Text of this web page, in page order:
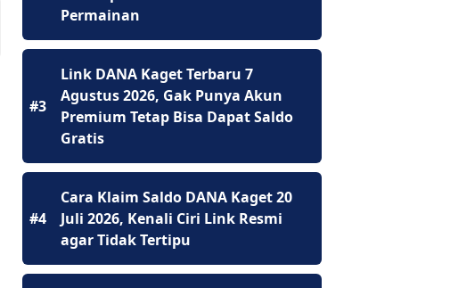
Permainan
#3
Link DANA Kaget Terbaru 7
Agustus 2026, Gak Punya Akun
Premium Tetap Bisa Dapat Saldo
Gratis
#4
Cara Klaim Saldo DANA Kaget 20
Juli 2026, Kenali Ciri Link Resmi
agar Tidak Tertipu